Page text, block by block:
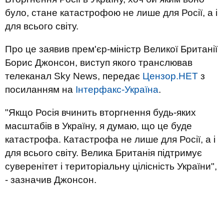
було, стане катастрофою не лише для Росії, а і
для всього світу.
Про це заявив прем'єр-міністр Великої Британії
Борис Джонсон, виступ якого транслював
телеканал Sky News, передає Цензор.НЕТ з
посиланням на Інтерфакс-Україна.
"Якщо Росія вчинить вторгнення будь-яких
масштабів в Україну, я думаю, що це буде
катастрофа. Катастрофа не лише для Росії, а і
для всього світу. Велика Британія підтримує
суверенітет і територіальну цілісність України",
- зазначив Джонсон.